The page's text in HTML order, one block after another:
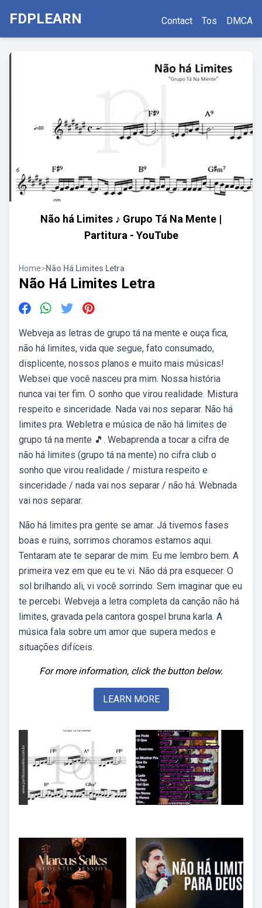
FDPLEARN Contact Tos DMCA
Não há Limites ♪ Grupo Tá Na Mente |
Partitura - YouTube
Home>Não Há Limites Letra
Não Há Limites Letra
Webveja as letras de grupo tá na mente e ouça fica,
não há limites, vida que segue, fato consumado,
displicente, nossos planos e muito mais músicas!
Websei que você nasceu pra mim. Nossa história
nunca vai ter fim. O sonho que virou realidade. Mistura
respeito e sinceridade. Nada vai nos separar. Não há
limites pra. Webletra e música de não há limites de
grupo tá na mente 🎵. Webaprenda a tocar a cifra de
não há limites (grupo tá na mente) no cifra club o
sonho que virou realidade / mistura respeito e
sinceridade / nada vai nos separar / não há. Webnada
vai nos separar.
Não há limites pra gente se amar. Já tivemos fases
boas e ruins, sorrimos choramos estamos aqui.
Tentaram ate te separar de mim. Eu me lembro bem. A
primeira vez em que eu te vi. Não dá pra esquecer. O
sol brilhando ali, vi você sorrindo. Sem imaginar que eu
te percebi. Webveja a letra completa da canção não há
limites, gravada pela cantora gospel bruna karla. A
música fala sobre um amor que supera medos e
situações difíceis.
For more information, click the button below.
LEARN MORE